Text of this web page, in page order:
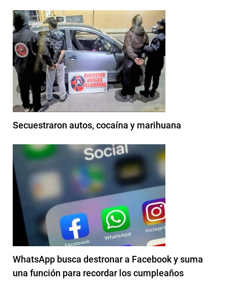
Secuestraron autos, cocaína y marihuana
WhatsApp busca destronar a Facebook y suma
una función para recordar los cumpleaños